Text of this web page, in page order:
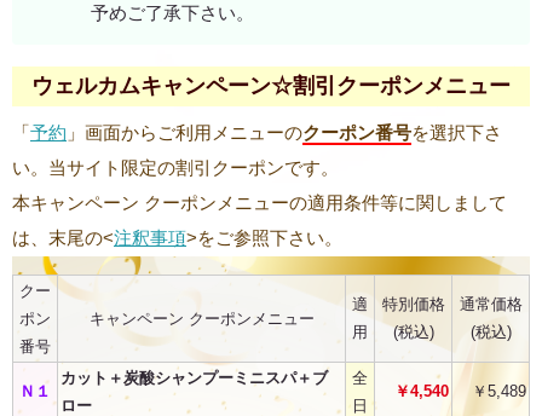
予めご了承下さい。
ウェルカムキャンペーン☆割引クーポンメニュー
「予約 」画面からご利用メニューのクーポン番号を選択下さ
い。当サイト限定の割引クーポンです。
本キャンペーン クーポンメニューの適用条件等に関しまして
は、末尾の<注釈事項>をご参照下さい。
クー
ポン
番号
キャンペーン クーポンメニュー
適
用
特別価格
(税込)
通常価格
(税込)
Ｎ１
カット＋炭酸シャンプーミニスパ＋ブ
ロー
全
日
￥4,540 ￥5,489